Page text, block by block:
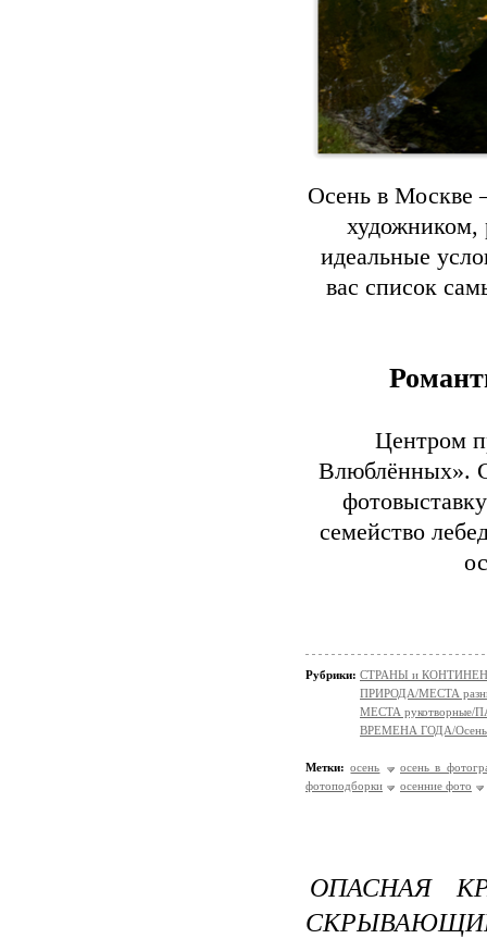
Осень в Москве
художником,
идеальные
вас список
Центром
Влюблённых».
семейство
Рубрики: СТРАНЫ и
ПРИРОДА/МЕСТА
МЕСТА рукотворные/
ВРЕМЕНА ГОДА/Осень
Метки: осень
осень в
фотоподборки
осенние фото
ОПАСНАЯ